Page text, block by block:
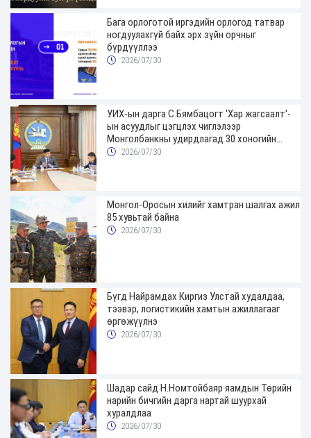
Бага орлоготой иргэдийн орлогод татвар
ногдуулахгүй байх эрх зүйн орчныг
бүрдүүллээ
2026/07/30
УИХ-ын дарга С.Бямбацогт 'Хар жагсаалт'-
ын асуудлыг цэгцлэх чиглэлээр
Монголбанкны удирдлагад 30 хоногийн
хугацаатай үүрэг өглөө
2026/07/30
Монгол-Оросын хилийг хамтран шалгах ажил
85 хувьтай байна
2026/07/30
Бүгд Найрамдах Киргиз Улстай худалдаа,
тээвэр, логистикийн хамтын ажиллагааг
өргөжүүлнэ
2026/07/30
Шадар сайд Н.Номтойбаяр яамдын Төрийн
нарийн бичгийн дарга нартай шуурхай
хуралдлаа
2026/07/30